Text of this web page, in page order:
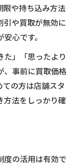
限や持ち込み方法
引や買取が無効に
心です。
た」「思ったより
、事前に買取価格
の方は店舗スタ
方法をしっかり確
度の活用は有効で